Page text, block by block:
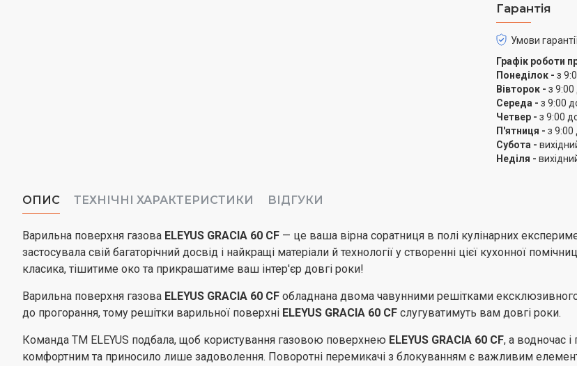
варильні
герметичності
Важливим
ELEYUS, на
яка
Гарантія
Умови
Графік роботи
Понеділок - з
Вівторок - з 9:00
Середа - з 9:00
Четвер - з 9:00
П'ятниця - з 9:00
Субота -
Неділя -
ОПИС ТЕХНІЧНІ ХАРАКТЕРИСТИКИ ВІДГУКИ
Варильна поверхня газова ELEYUS GRACIA 60 CF — це ваша вірна соратниця в полі кулінарних
застосувала свій багаторічний досвід і найкращі матеріали й технології у створенні цієї кухонної
класика, тішитиме око та прикрашатиме ваш інтер'єр довгі роки!
Варильна поверхня газова ELEYUS GRACIA 60 CF обладнана двома чавунними решітками ексклюзивного
до прогорання, тому решітки варильної поверхні ELEYUS GRACIA 60 CF слугуватимуть вам довгі роки.
Команда ТМ ELEYUS подбала, щоб користування газовою поверхнею ELEYUS GRACIA 60 CF, а водночас
комфортним та приносило лише задоволення. Поворотні перемикачі з блокуванням є важливим